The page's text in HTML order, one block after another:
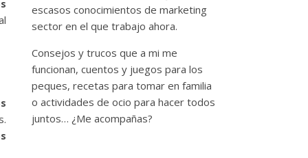
escasos conocimientos de marketing
sector en el que trabajo ahora.
Consejos y trucos que a mi me
funcionan, cuentos y juegos para los
peques, recetas para tomar en familia
o actividades de ocio para hacer todos
juntos… ¿Me acompañas?